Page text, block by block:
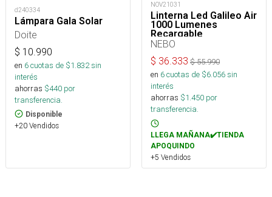
d240334
Lámpara Gala Solar
Doite
$ 10.990
en 6cuotas de $1.832sin
interés
ahorras $440 por
transferencia.
Disponible
+20 Vendidos
NOV21031
Linterna Led Galileo Air
1000 Lumenes
Recargable
NEBO
$ 36.333 $55.990
en 6cuotas de $6.056sin
interés
ahorras $1.450 por
transferencia.
LLEGA MAÑANA✔️TIENDA
APOQUINDO
+5 Vendidos